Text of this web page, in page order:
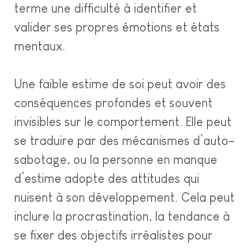
terme une difficulté à identifier et
valider ses propres émotions et états
mentaux.
Une faible estime de soi peut avoir des
conséquences profondes et souvent
invisibles sur le comportement. Elle peut
se traduire par des mécanismes d’auto-
sabotage, ou la personne en manque
d’estime adopte des attitudes qui
nuisent à son développement. Cela peut
inclure la procrastination, la tendance à
se fixer des objectifs irréalistes pour